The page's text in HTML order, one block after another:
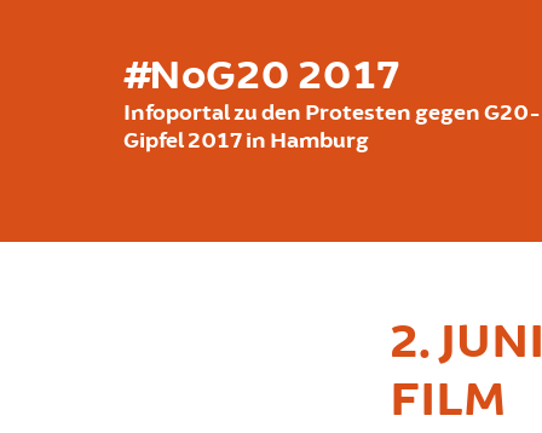
#NoG20 2017
Infoportal zu den Protesten gegen G20-
Gipfel 2017 in Hamburg
2.
FILM